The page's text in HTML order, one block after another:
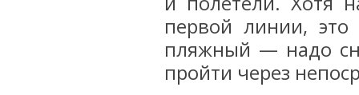
первой линии,
пляжный — надо
пройти через